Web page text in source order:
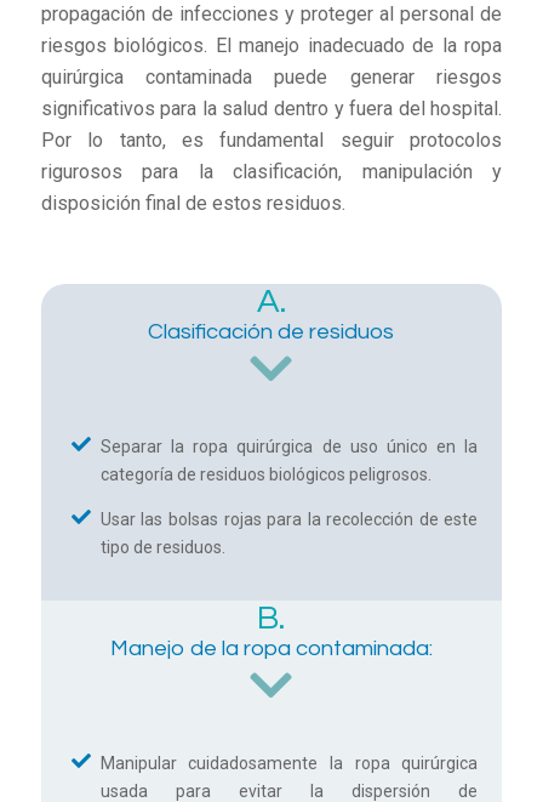
propagación de infecciones y proteger al personal de
riesgos biológicos. El manejo inadecuado de la ropa
quirúrgica contaminada puede generar riesgos
significativos para la salud dentro y fuera del hospital.
Por lo tanto, es fundamental seguir protocolos
rigurosos para la clasificación, manipulación y
disposición final de estos residuos.
A.
Clasificación de residuos
Separar la ropa quirúrgica de uso único en la
categoría de residuos biológicos peligrosos.
Usar las bolsas rojas para la recolección de este
tipo de residuos.
B.
Manejo de la ropa contaminada:
Manipular cuidadosamente la ropa quirúrgica
usada para evitar la dispersión de